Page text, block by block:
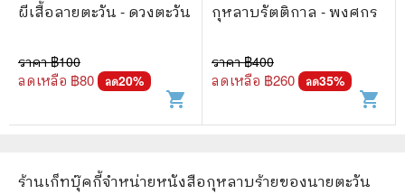
ผีเสื้อลายตะวัน - ดวงตะวัน
ราคา ฿100
ลดเหลือ ฿80 ลด20%
shopping_cart
กุหลาบรัตติกาล - พงศกร
ราคา ฿400
ลดเหลือ ฿260 ลด35%
shopping_cart
ร้านเก็ทบุ๊คกี้จำหน่ายหนังสือกุหลาบร้ายของนายตะวัน